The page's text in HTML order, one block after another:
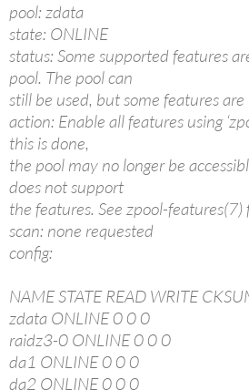
pool: zdata
state: ONLINE
status: Some supported features
pool. The pool can
still be used, but some features
action: Enable all features using
this is done,
the pool may no longer be
does not support
the features. See zpool-features(7)
scan: none requested
config:
NAME STATE READ WRITE
zdata ONLINE 0 0 0
raidz3-0 ONLINE 0 0 0
da1 ONLINE 0 0 0
da2 ONLINE 0 0 0